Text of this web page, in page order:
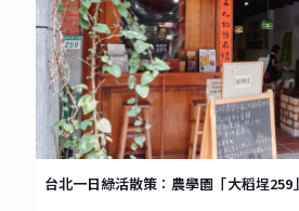
台北一日綠活散策：農學園「大稻埕259」